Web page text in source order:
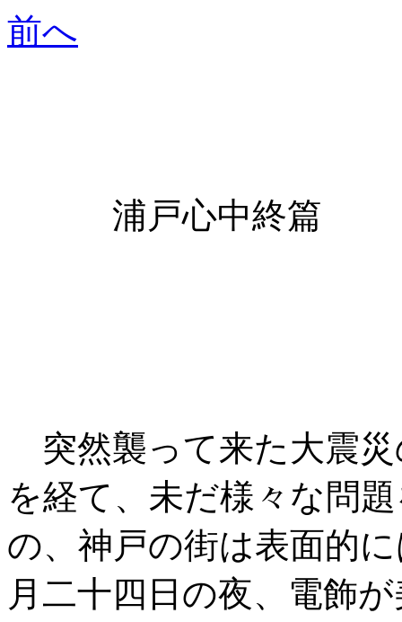
前へ
浦戸心中終篇
突然襲って来た大震
を経て、未だ様々な問
の、神戸の街は表面的
月二十四日の夜、電飾